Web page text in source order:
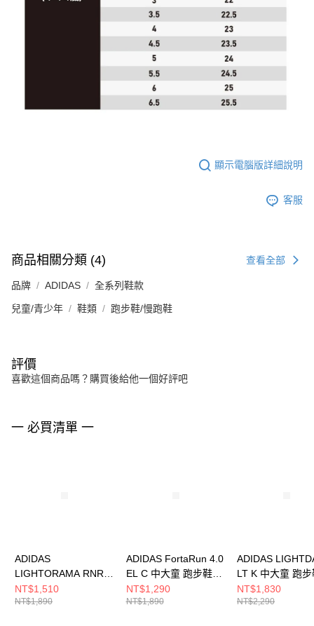
顯示電腦版詳細說明
客服
商品相關分類 (4) 查看全部
品牌 ADIDAS 全系列鞋款
兒童/青少年 鞋類 跑步鞋/慢跑鞋
評價
喜歡這個商品嗎？購買後給他一個好評吧
一 必買清單 一
ADIDAS
LIGHTORAMA RNR
EL I 嬰幼 跑步鞋
JQ4161
NT$1,510
NT$1,890
ADIDAS FortaRun 4.0
EL C 中大童 跑步鞋
JR9313
NT$1,290
NT$1,890
ADIDAS
LT K 中大童 跑步
LA4515
NT$1,830
NT$2,290